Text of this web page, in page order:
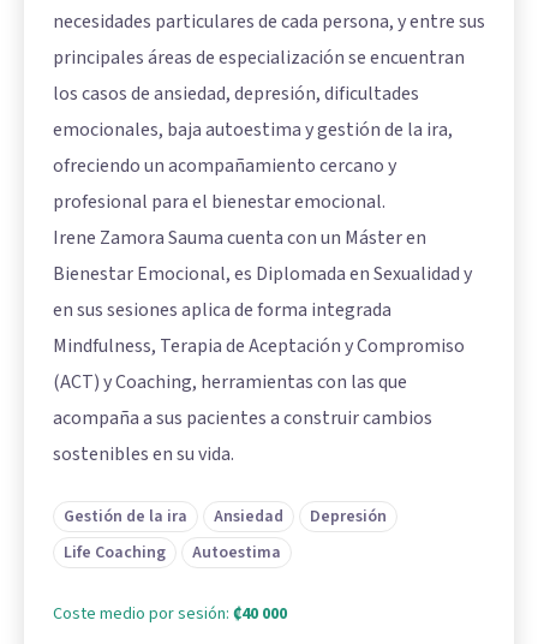
necesidades particulares de cada persona, y entre sus
principales áreas de especialización se encuentran
los casos de ansiedad, depresión, dificultades
emocionales, baja autoestima y gestión de la ira,
ofreciendo un acompañamiento cercano y
profesional para el bienestar emocional.
Irene Zamora Sauma cuenta con un Máster en
Bienestar Emocional, es Diplomada en Sexualidad y
en sus sesiones aplica de forma integrada
Mindfulness, Terapia de Aceptación y Compromiso
(ACT) y Coaching, herramientas con las que
acompaña a sus pacientes a construir cambios
sostenibles en su vida.
Gestión de la ira Ansiedad
Depresión
Life Coaching
Autoestima
Coste medio por sesión: ₡40 000